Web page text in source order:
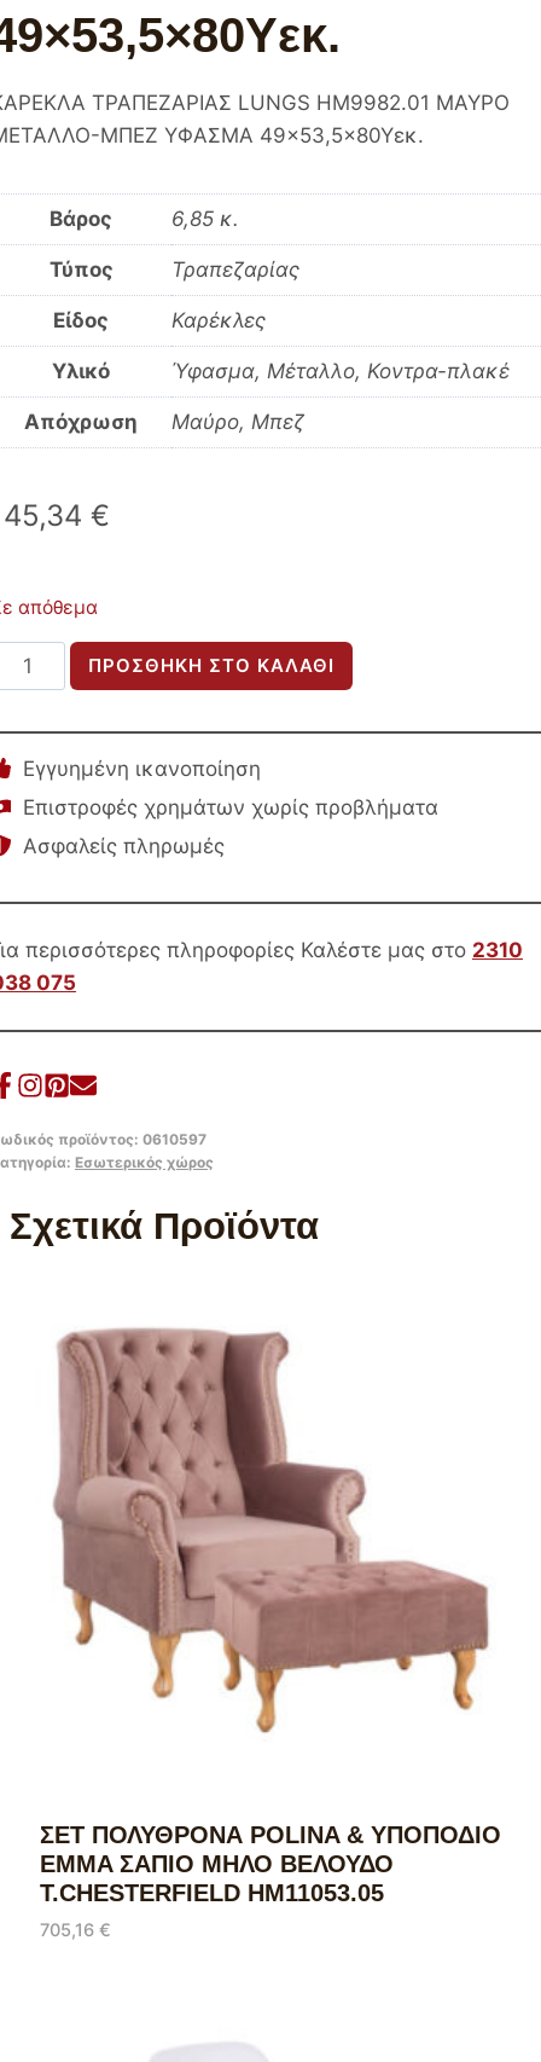
ΤΡΑΠΕΖΑΡΙΑΣ LUNGS HM9982.01 ΜΑΥΡΟ
ΜΠΕΖ ΥΦΑΣΜΑ 49×53,5×80Υεκ.
Βάρος 6,85 κ.
Τύπος Τραπεζαρίας
Είδος Καρέκλες
Υλικό Ύφασμα, Μέταλλο, Κοντρα-πλακέ
Απόχρωση Μαύρο, Μπεζ
€
απόθεμα
ΠΡΟΣΘΉΚΗ ΣΤΟ ΚΑΛΆΘΙ
Εγγυημένη ικανοποίηση
Επιστροφές χρημάτων χωρίς προβλήματα
Ασφαλείς πληρωμές
περισσότερες πληροφορίες Καλέστε μας στο 2310
075
προϊόντος: 0610597
Εσωτερικός χώρος
Σχετικά Προϊόντα
ΣΕΤ ΠΟΛΥΘΡΟΝΑ POLINA & ΥΠΟΠΟΔΙΟ
EMMA ΣΑΠΙΟ ΜΗΛΟ ΒΕΛΟΥΔΟ
T.CHESTERFIELD HM11053.05
705,16 €